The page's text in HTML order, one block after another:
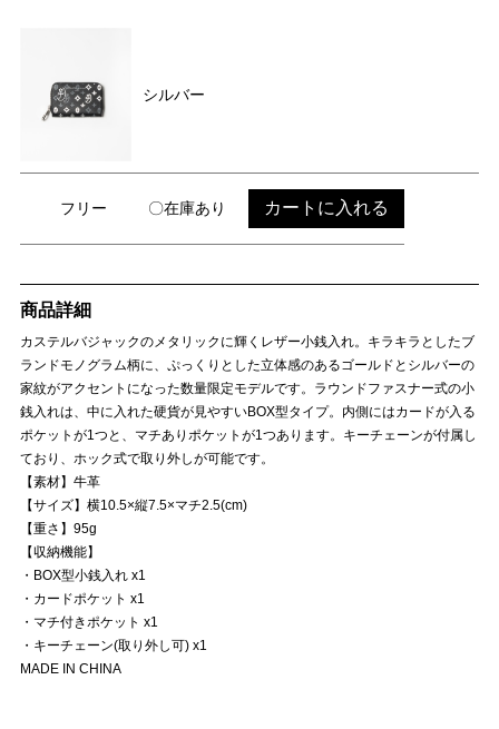
シルバー
フリー 〇在庫あり カートに入れる
商品詳細
カステルバジャックのメタリックに輝くレザー小銭入れ。キラキラとしたブ
ランドモノグラム柄に、ぷっくりとした立体感のあるゴールドとシルバーの
家紋がアクセントになった数量限定モデルです。ラウンドファスナー式の小
銭入れは、中に入れた硬貨が見やすいBOX型タイプ。内側にはカードが入る
ポケットが1つと、マチありポケットが1つあります。キーチェーンが付属し
ており、ホック式で取り外しが可能です。
【素材】牛革
【サイズ】横10.5×縦7.5×マチ2.5(cm)
【重さ】95g
【収納機能】
・BOX型小銭入れ x1
・カードポケット x1
・マチ付きポケット x1
・キーチェーン(取り外し可) x1
MADE IN CHINA